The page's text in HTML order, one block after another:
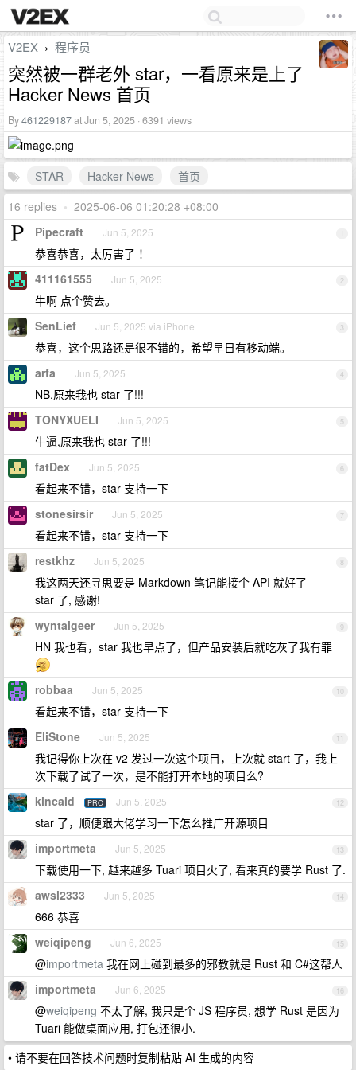
V2EX › 程序员
突然被一群老外 star，一看原来是上了
Hacker News 首页
By461229187at Jun 5, 2025 · 6391 views
STAR Hacker News
首页
16 replies • 2025-06-06 01:20:28 +08:00
1
Pipecraft Jun 5, 2025
恭喜恭喜，太厉害了 ！
2
411161555 Jun 5, 2025
牛啊 点个赞去。
3
SenLief Jun 5, 2025 via iPhone
恭喜，这个思路还是很不错的，希望早日有移动端。
4
arfa Jun 5, 2025
NB,原来我也 star 了!!!
5
TONYXUELI Jun 5, 2025
牛逼,原来我也 star 了!!!
6
fatDex Jun 5, 2025
看起来不错，star 支持一下
7
stonesirsir Jun 5, 2025
看起来不错，star 支持一下
8
restkhz Jun 5, 2025
我这两天还寻思要是 Markdown 笔记能接个 API 就好了
star 了, 感谢!
9
wyntalgeer Jun 5, 2025
HN 我也看，star 我也早点了，但产品安装后就吃灰了我有罪
10
robbaa Jun 5, 2025
看起来不错，star 支持一下
11
EliStone Jun 5, 2025
我记得你上次在 v2 发过一次这个项目，上次就 start 了，我上
次下载了试了一次，是不能打开本地的项目么?
12
kincaid PRO Jun 5, 2025
star 了，顺便跟大佬学习一下怎么推广开源项目
13
importmeta Jun 5, 2025
下载使用一下, 越来越多 Tuari 项目火了, 看来真的要学 Rust 了.
14
awsl2333 Jun 5, 2025
666 恭喜
15
weiqipeng Jun 6, 2025
@importmeta 我在网上碰到最多的邪教就是 Rust 和 C#这帮人
16
importmeta Jun 6, 2025
@weiqipeng 不太了解, 我只是个 JS 程序员, 想学 Rust 是因为
Tuari 能做桌面应用, 打包还很小.
• 请不要在回答技术问题时复制粘贴 AI 生成的内容